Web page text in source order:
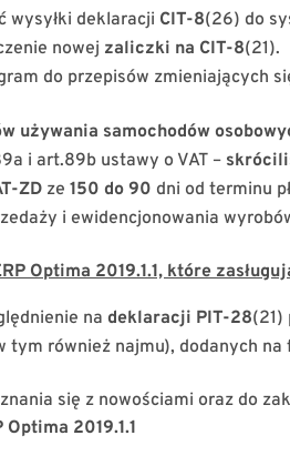
wysyłki deklaracji CIT-8(26) do
nowej zaliczki na CIT-8(21).
do przepisów zmieniających
używania samochodów
i art.89b ustawy o VAT –
ZD ze150 do 90 dni od terminu
i ewidencjonowania
Optima 2019.1.1, które
nadeklaracji PIT-28(21)
tym również najmu), dodanych
się z nowościami oraz do
Optima 2019.1.1